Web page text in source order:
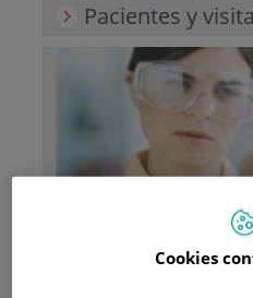
Pacientes y
Cookies